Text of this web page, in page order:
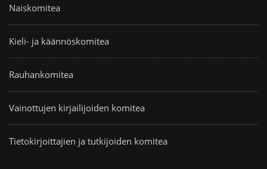
Naiskomitea
Kieli- ja käännöskomitea
Rauhankomitea
Vainottujen kirjailijoiden komitea
Tietokirjoittajien ja tutkijoiden komitea